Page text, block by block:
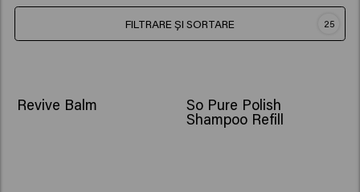
FILTRARE ȘI SORTARE 25
Revive Balm So Pure Polish
Shampoo Refill